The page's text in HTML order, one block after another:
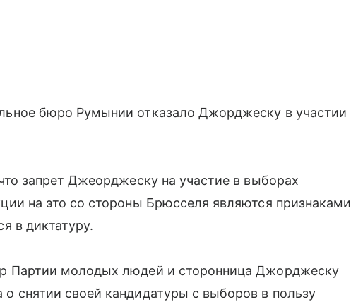
бюро Румынии отказало Джорджеску в участии
запрет Джеорджеску на участие в выборах
на это со стороны Брюсселя являются признаками
в диктатуру.
Партии молодых людей и сторонница Джорджеску
снятии своей кандидатуры с выборов в пользу